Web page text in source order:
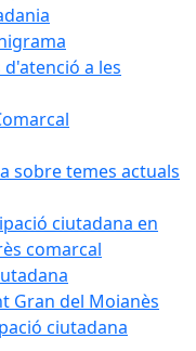
a les
sobre temes actuals
ciutadana en
comarcal
Gran del Moianès
ciutadana